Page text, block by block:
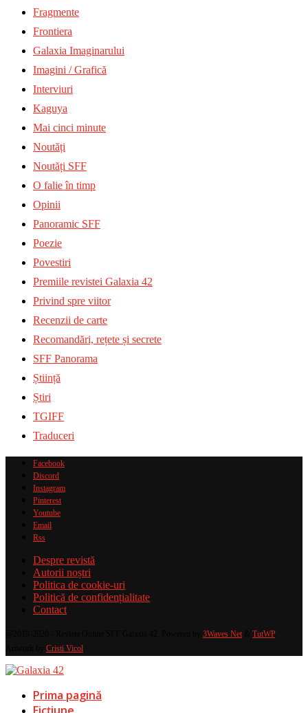
Fragmente
Frontiera
Galaxia Imaginarului
Imagini / Grafică
Interviuri
Kaguya
Mai cinci minute
Noutăți
Noutăți SFF
O falie în timp
Opinii
Panoramic SFF
Poezie
Povestiri
Premiile revistei Galaxia 42
Privind spre viitor
Recenzii de carte
Recomandări, rețete și secrete
SFF Panorama
Știință
Știri
TGIFF
Traduceri
Facebook
Discord
Instagram
Pinterest
Youtube
Email
Rss
Despre revistă
Autorii noștri
Politica de cookie-uri
Politică de confidențialitate
Contact
3Waves Net& TutWP.
Cristi Vicol
Prima pagină